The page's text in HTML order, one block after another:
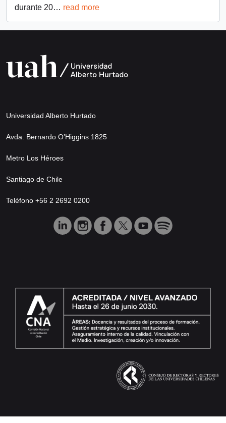
durante 20… read more
Universidad Alberto Hurtado
Avda. Bernardo O’Higgins 1825
Metro Los Héroes
Santiago de Chile
Teléfono +56 2 2692 0200